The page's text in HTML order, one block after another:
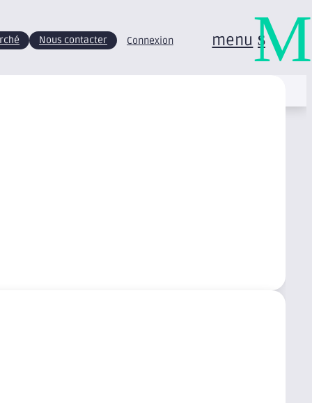
Nous contacter Connexion menuM